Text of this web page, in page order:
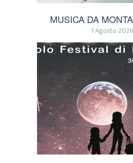
MUSICA DA
1 Agosto 2026